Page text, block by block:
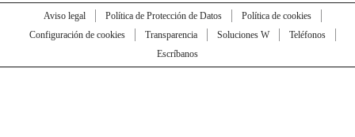
Aviso legal Política de Protección de Datos
Política de cookies
Configuración de cookies
Transparencia Soluciones W
Teléfonos
Escríbanos